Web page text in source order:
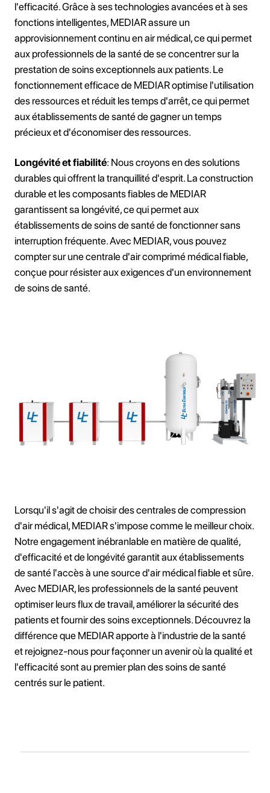
l'efficacité. Grâce à ses technologies avancées et à ses
fonctions intelligentes, MEDIAR assure un
approvisionnement continu en air médical, ce qui permet
aux professionnels de la santé de se concentrer sur la
prestation de soins exceptionnels aux patients. Le
fonctionnement efficace de MEDIAR optimise l'utilisation
des ressources et réduit les temps d'arrêt, ce qui permet
aux établissements de santé de gagner un temps
précieux et d'économiser des ressources.
Longévité et fiabilité: Nous croyons en des solutions
durables qui offrent la tranquillité d'esprit. La construction
durable et les composants fiables de MEDIAR
garantissent sa longévité, ce qui permet aux
établissements de soins de santé de fonctionner sans
interruption fréquente. Avec MEDIAR, vous pouvez
compter sur une centrale d'air comprimé médical fiable,
conçue pour résister aux exigences d'un environnement
de soins de santé.
Lorsqu'il s'agit de choisir des centrales de compression
d'air médical, MEDIAR s'impose comme le meilleur choix.
Notre engagement inébranlable en matière de qualité,
d'efficacité et de longévité garantit aux établissements
de santé l'accès à une source d'air médical fiable et sûre.
Avec MEDIAR, les professionnels de la santé peuvent
optimiser leurs flux de travail, améliorer la sécurité des
patients et fournir des soins exceptionnels. Découvrez la
différence que MEDIAR apporte à l'industrie de la santé
et rejoignez-nous pour façonner un avenir où la qualité et
l'efficacité sont au premier plan des soins de santé
centrés sur le patient.